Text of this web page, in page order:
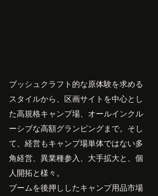
ブッシュクラフト的な原体験を求める
スタイルから、区画サイトを中心とし
た高規格キャンプ場、オールインクル
ーシブな高額グランピングまで。そし
て、経営もキャンプ場単体ではない多
角経営、異業種参入、大手拡大と、個
人開拓と様々。
ブームを後押ししたキャンプ用品市場